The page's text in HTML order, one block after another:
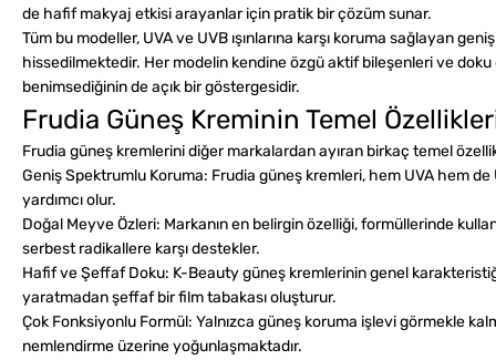
de hafif makyaj etkisi arayanlar için pratik bir çözüm sunar.
Tüm bu modeller, UVA ve UVB ışınlarına karşı koruma sağlayan
hissedilmektedir. Her modelin kendine özgü aktif bileşenleri ve
benimsediğinin de açık bir göstergesidir.
Frudia Güneş Kreminin Temel
Frudia güneş kremlerini diğer markalardan ayıran birkaç temel
Geniş Spektrumlu Koruma: Frudia güneş kremleri, hem UVA hem
yardımcı olur.
Doğal Meyve Özleri: Markanın en belirgin özelliği, formüllerinde
serbest radikallere karşı destekler.
Hafif ve Şeffaf Doku: K-Beauty güneş kremlerinin genel
yaratmadan şeffaf bir film tabakası oluşturur.
Çok Fonksiyonlu Formül: Yalnızca güneş koruma işlevi görmekle
nemlendirme üzerine yoğunlaşmaktadır.